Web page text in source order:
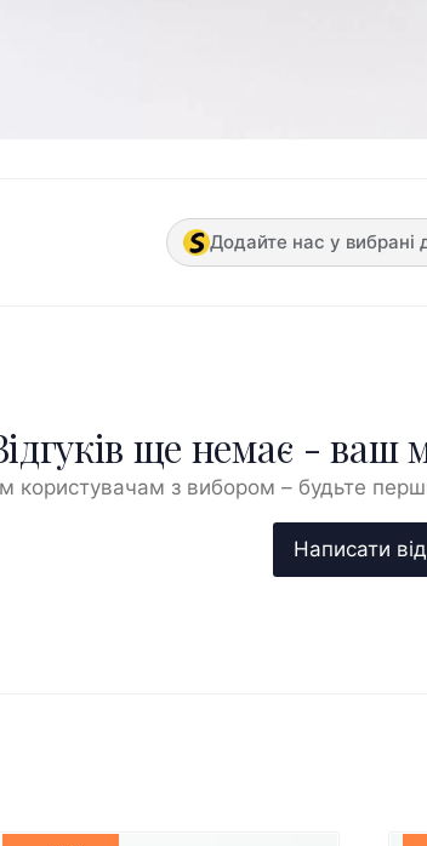
Додайте нас у вибрані
ще немає -
користувачам з вибором – будьте